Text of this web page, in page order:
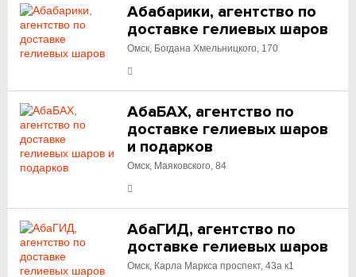
Абабарики, агентство по
доставке гелиевых шаров
Омск, Богдана Хмельницкого, 170
АбаБАХ, агентство по
доставке гелиевых шаров
и подарков
Омск, Маяковского, 84
АбаГИД, агентство по
доставке гелиевых шаров
Омск, Карла Маркса проспект, 43а к1